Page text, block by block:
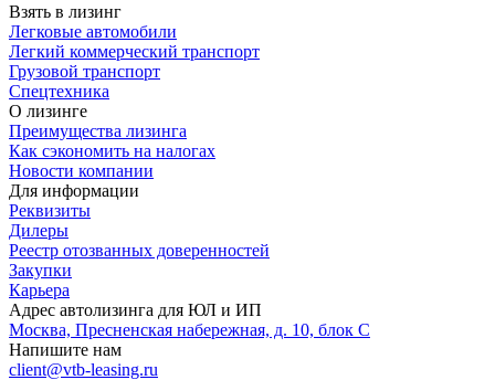
Взять в лизинг
Легковые автомобили
Легкий коммерческий транспорт
Грузовой транспорт
Спецтехника
О лизинге
Преимущества лизинга
Как сэкономить на налогах
Новости компании
Для информации
Реквизиты
Дилеры
Реестр отозванных доверенностей
Закупки
Карьера
Адрес автолизинга для ЮЛ и ИП
Москва, Пресненская набережная, д. 10, блок С
Напишите нам
client@vtb-leasing.ru